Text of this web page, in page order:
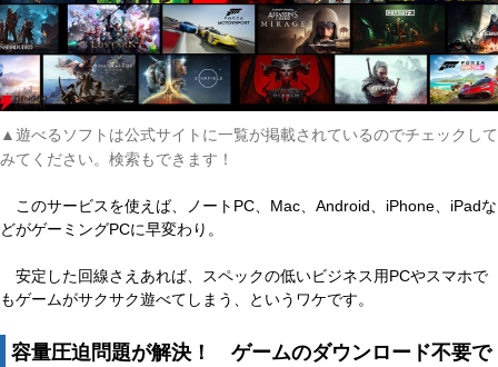
▲遊べるソフトは公式サイトに一覧が掲載されているのでチェックして
みてください。検索もできます！
このサービスを使えば、ノートPC、Mac、Android、iPhone、iPadな
どがゲーミングPCに早変わり。
安定した回線さえあれば、スペックの低いビジネス用PCやスマホで
もゲームがサクサク遊べてしまう、というワケです。
容量圧迫問題が解決！ ゲームのダウンロード不要で